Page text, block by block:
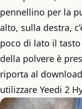
pennellino per la
alto, sulla destra,
poco di lato il
della polvere è
riporta al
utilizzare Yeedi 2